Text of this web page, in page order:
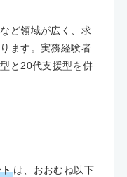
ど領域が広く、求
ます。実務経験者
と20代支援型を併
は、おおむね以下